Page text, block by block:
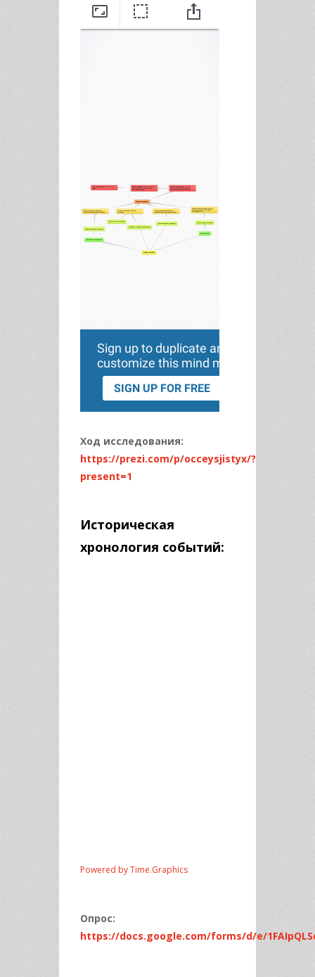
Ход исследования:
https://prezi.com/p/occeysjistyx/?
present=1
Историческая
хронология событий:
Powered by Time.Graphics
Опрос:
https://docs.google.com/forms/d/e/